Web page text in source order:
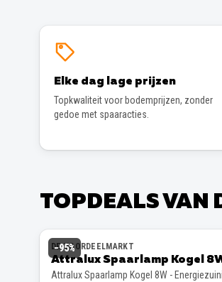
Elke dag lage prijzen
Topkwaliteit voor bodemprijzen, zonder
gedoe met spaaracties.
TOPDEALS VAN
−95%
DE VOORDEELMARKT
Attralux Spaarlamp Kogel
Attralux Spaarlamp Kogel 8W -